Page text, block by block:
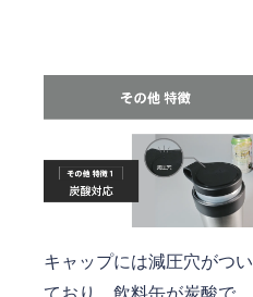
キャップには減圧穴がつい